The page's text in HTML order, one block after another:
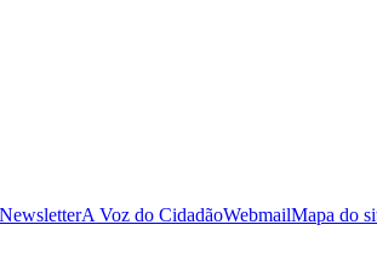
A Voz do CidadãoWebmailMapa do